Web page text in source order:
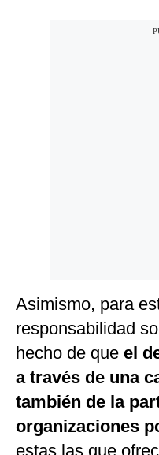
Asimismo, para
responsabilidad
hecho de que el
a través de una
también de la
organizaciones
estas las que